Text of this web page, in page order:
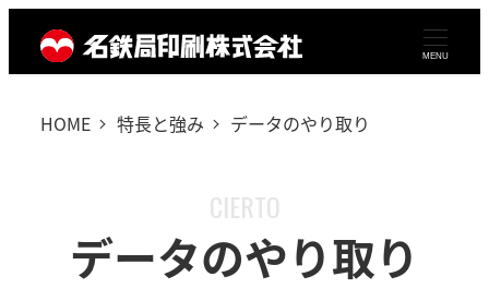
MENU
HOME 特長と強み データのやり取り
CIERTO
データのやり取り